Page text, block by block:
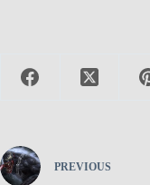
PREVIOUS